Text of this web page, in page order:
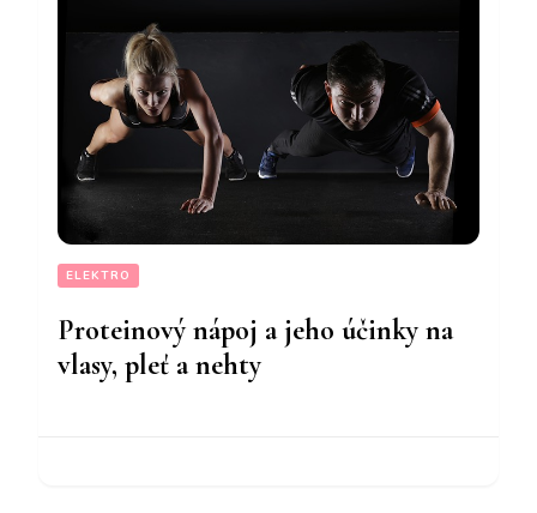
ELEKTRO
Proteinový nápoj a jeho účinky na
vlasy, pleť a nehty